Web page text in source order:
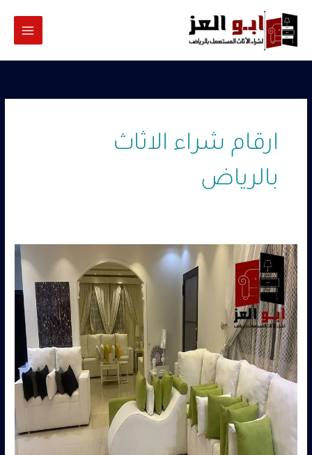
المحتوى
ارقام شراء الاثاث
بالرياض
ارقام
شراء
الاثاث
بالرياض
–
0560485279
–
شركة
ابو
العز